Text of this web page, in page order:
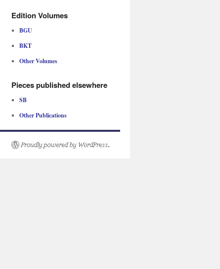
Edition Volumes
BGU
BKT
Other Volumes
Pieces published elsewhere
SB
Other Publications